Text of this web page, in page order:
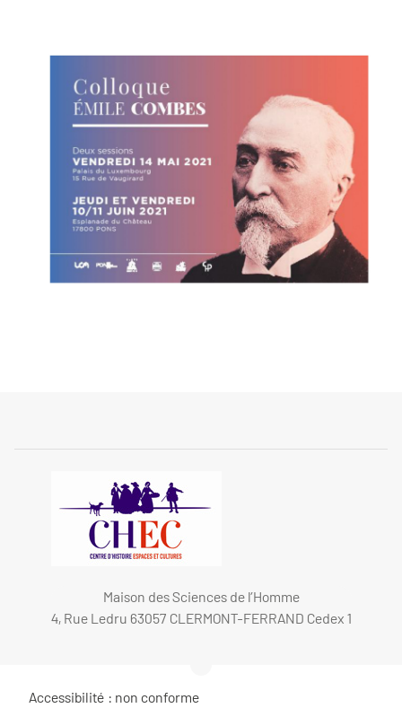
Maison des Sciences de l’Homme
4, Rue Ledru 63057 CLERMONT-FERRAND Cedex 1
Accessibilité : non conforme